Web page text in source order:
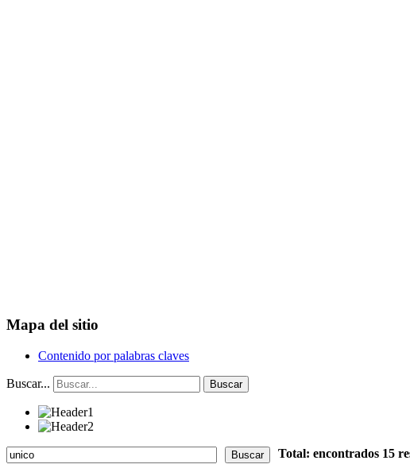
Mapa del sitio
Contenido por palabras claves
Buscar... Buscar
Buscar Total: encontrados 15